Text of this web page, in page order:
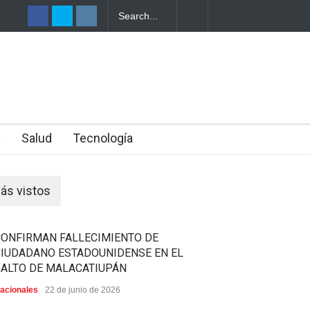
DE UNA
Salud Tecnología
vistos
FALLECIMIENTO DE
ESTADOUNIDENSE EN EL
DE MALACATIUPÁN
22 de junio de 2026